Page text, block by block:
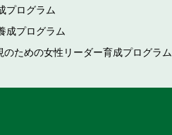
プログラム
成プログラム
のための女性リーダー育成プログラム